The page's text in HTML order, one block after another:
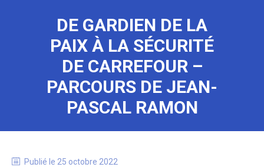
DE GARDIEN DE LA
PAIX À LA SÉCURITÉ
DE CARREFOUR –
PARCOURS DE JEAN-
PASCAL RAMON
Publié le 25 octobre 2022